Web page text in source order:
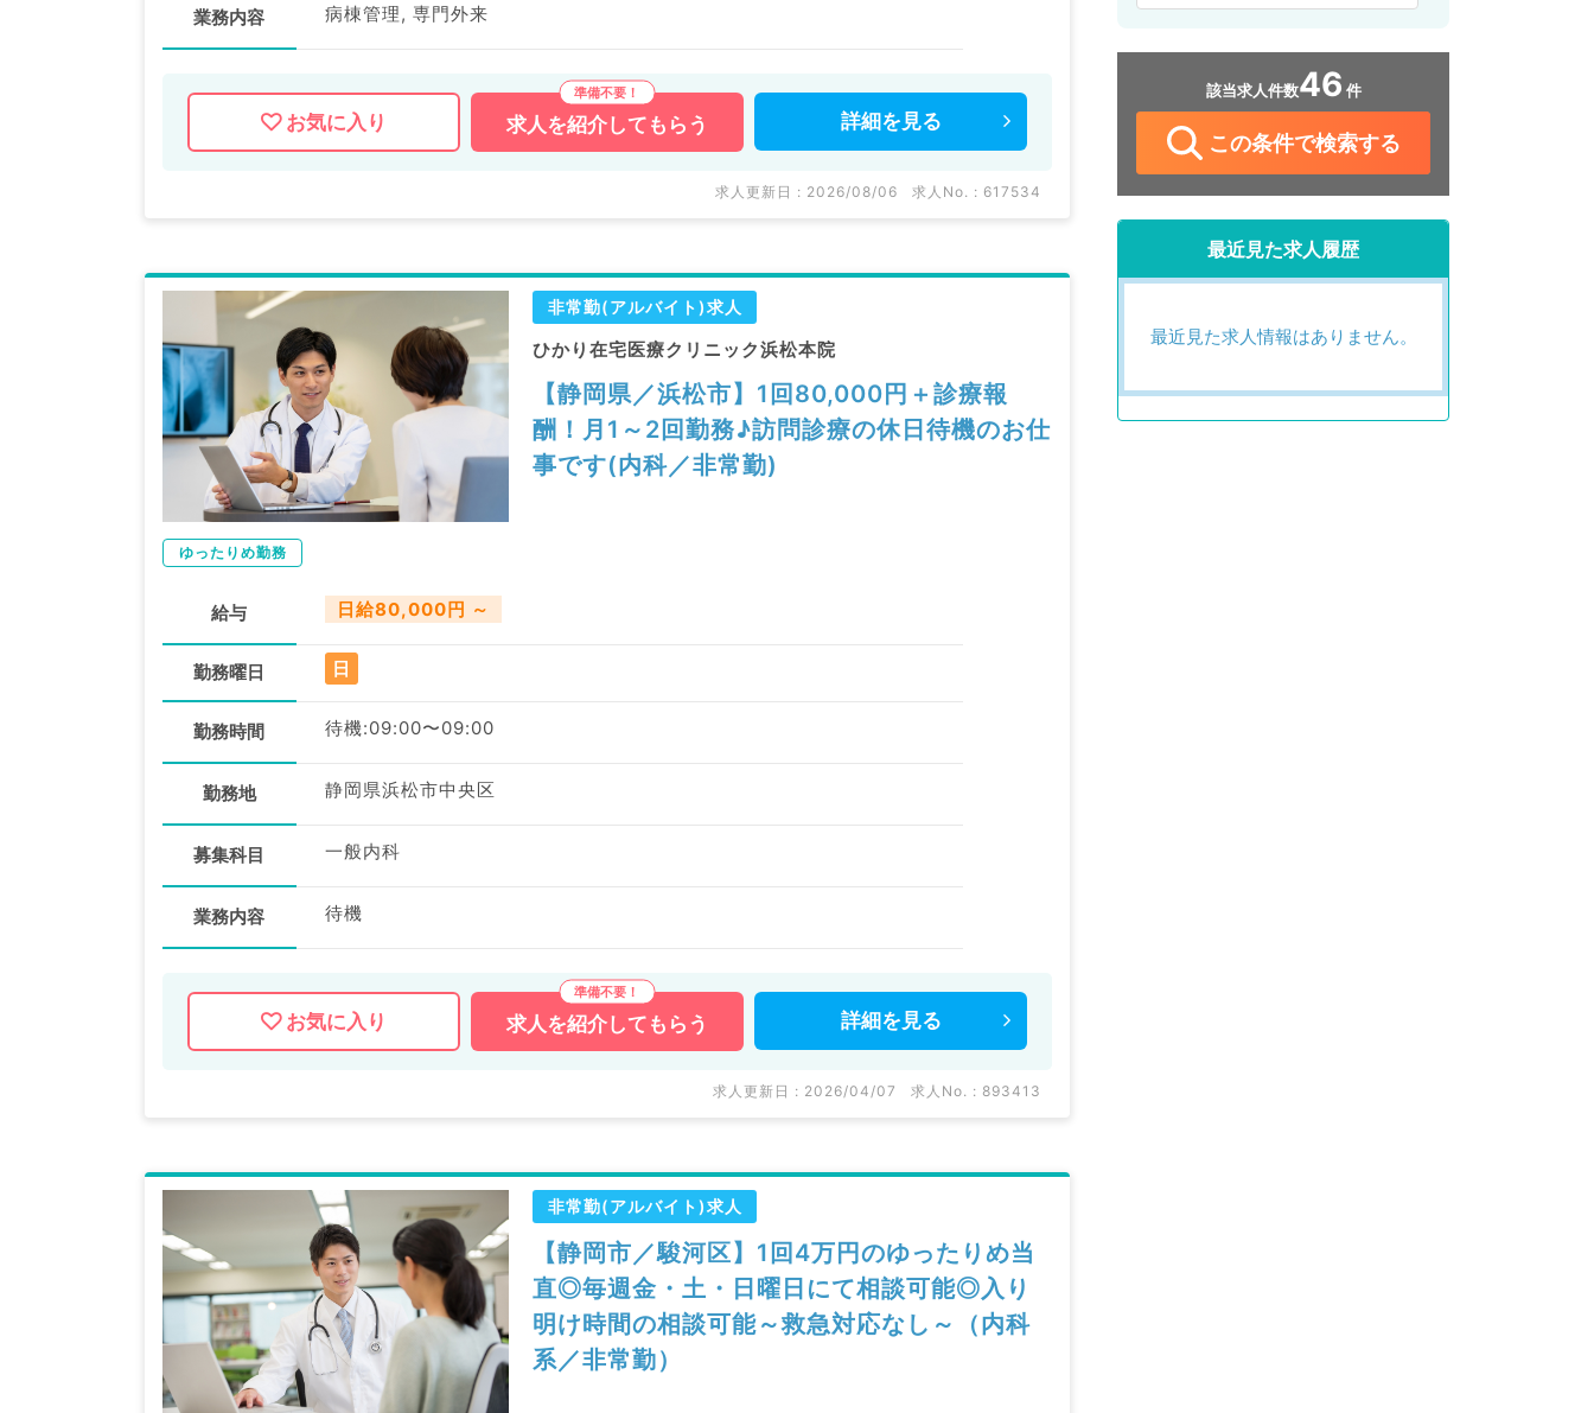
業務内容 病棟管理, 専門外来
お気に入り 求人を紹介してもらう 詳細を 見る
求人更新日 : 2026/08/06 求人No. : 617534
非常勤(アルバイト)求人
ひかり在宅医療クリニック浜松本院
【静岡県／浜松市】1回80,000円＋診療報
酬！月1～2回勤務♪訪問診療の休日待機のお仕
事です(内科／非常勤)
ゆったりめ勤務
給与 日給80,000円 ～
勤務曜日 日
勤務時間 待機:09:00〜09:00
勤務地 静岡県浜松市中央区
募集科目 一般内科
業務内容 待機
お気に入り 求人を紹介してもらう 詳細を 見る
求人更新日 : 2026/04/07 求人No. : 893413
非常勤(アルバイト)求人
【静岡市／駿河区】1回4万円のゆったりめ当
直◎毎週金・土・日曜日にて相談可能◎入り
明け時間の相談可能～救急対応なし～（内科
系／非常勤）
該当求人件数46 件
この条件で検索する
最近見た求人履歴
最近見た求人情報はありません。